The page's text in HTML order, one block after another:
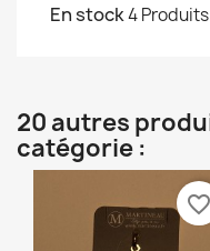
En stock4 Produits
20 autres
catégorie :
favorite_border